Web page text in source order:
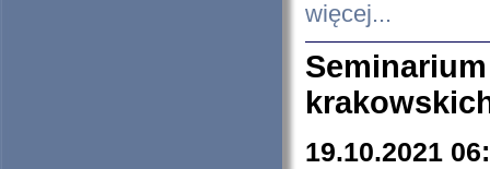
więcej...
19.10.2021